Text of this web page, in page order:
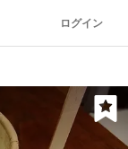
ログイン